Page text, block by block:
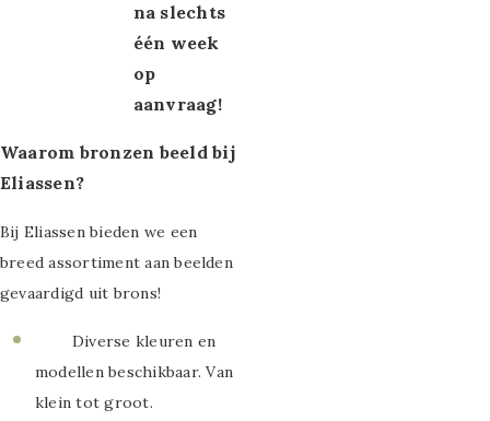
na slechts
één week
op
aanvraag!
Waarom bronzen beeld bij
Eliassen?
Bij Eliassen bieden we een
breed assortiment aan beelden
gevaardigd uit brons!
Diverse kleuren en
modellen beschikbaar. Van
klein tot groot.